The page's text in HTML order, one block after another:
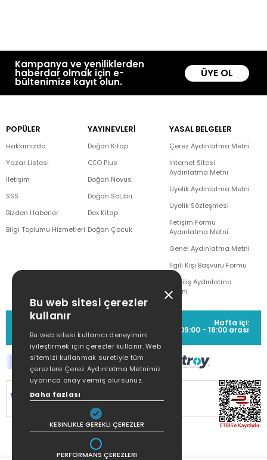
Kampanya ve yeniliklerden
haberdar olmak için e-
bültenimize kayıt olun.
ÜYE OL
POPÜLER
Hakkımızda
Yazar Listesi
İletişim
SSS
Bizden Haberler
Bilgi Toplumu Hizmetleri
YAYINEVLERİ
Doğan Kitap
CEO Plus
Doğan Novus
Doğan SoLibri
Dex Kitap
Doğan Çocuk
YASAL BELGELER
Çerez Aydınlatma Metni
İnternet Sitesi
Aydınlatma Metni
Üyelik Aydınlatma Metni
Üyelik Sözleşmesi
İletişim Formu
Aydınlatma Metni
Genel Aydınlatma Metni
İlgili Kişi Başvuru Formu
Çekiliş Aydınlatma
Metni
MÜŞTERİ HİZMETLERİ
(0212) 373 77 00
Hafta içi:
09:00 - 18:00 arası
SİTEMİZ
KORUNMAKTADIR.
Bu web sitesi çerezler
kullanır
Bu web sitesi kullanıcı deneyimini
iyileştirmek için çerezler kullanır. Web
sitemizi kullanmak suretiyle tüm
çerezlere Çerez Aydınlatma Metnimiz
uyarınca onay vermiş olursunuz.
Daha fazlası
KESINLIKLE GEREKLI ÇEREZLER
PERFORMANS ÇEREZLERI